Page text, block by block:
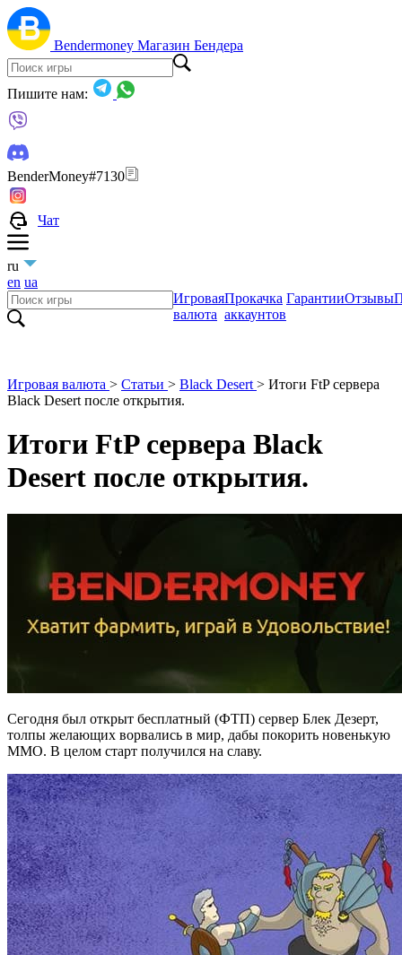
Bendermoney Магазин Бендера
Пишите нам:
BenderMoney#7130
Чат
ru
en ua
Игровая
валюта
Прокачка
аккаунтов
ГарантииОтзывы
Игровая валюта > Статьи > Black Desert > Итоги FtP сервера
Black Desert после открытия.
Итоги FtP сервера Black
Desert после открытия.
Сегодня был открыт бесплатный (ФТП) сервер Блек Дезерт,
толпы желающих ворвались в мир, дабы покорить новенькую
ММО. В целом старт получился на славу.